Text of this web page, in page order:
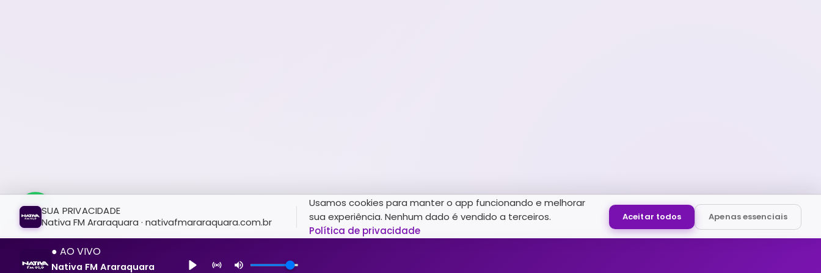
● AO VIVO
Nativa FM Araraquara
SUA PRIVACIDADE
Nativa FM Araraquara · nativafmararaquara.com.br
Usamos cookies para manter o app funcionando e melhorar
sua experiência. Nenhum dado é vendido a terceiros.
Política de privacidade
Aceitar todos Apenas essenciais